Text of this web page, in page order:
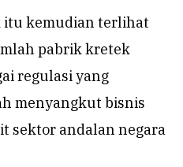
itu kemudian terlihat
pabrik kretek
regulasi yang
menyangkut bisnis
sektor andalan negara